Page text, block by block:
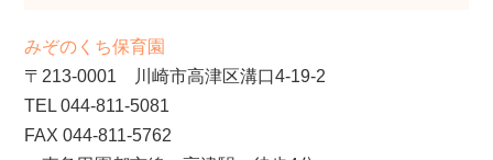
みぞのくち保育園
〒213-0001 川崎市高津区溝口4-19-2
TEL 044-811-5081
FAX 044-811-5762